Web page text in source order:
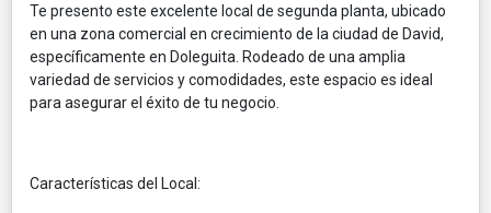
Te presento este excelente local de segunda planta, ubicado
en una zona comercial en crecimiento de la ciudad de David,
específicamente en Doleguita. Rodeado de una amplia
variedad de servicios y comodidades, este espacio es ideal
para asegurar el éxito de tu negocio.
Características del Local: